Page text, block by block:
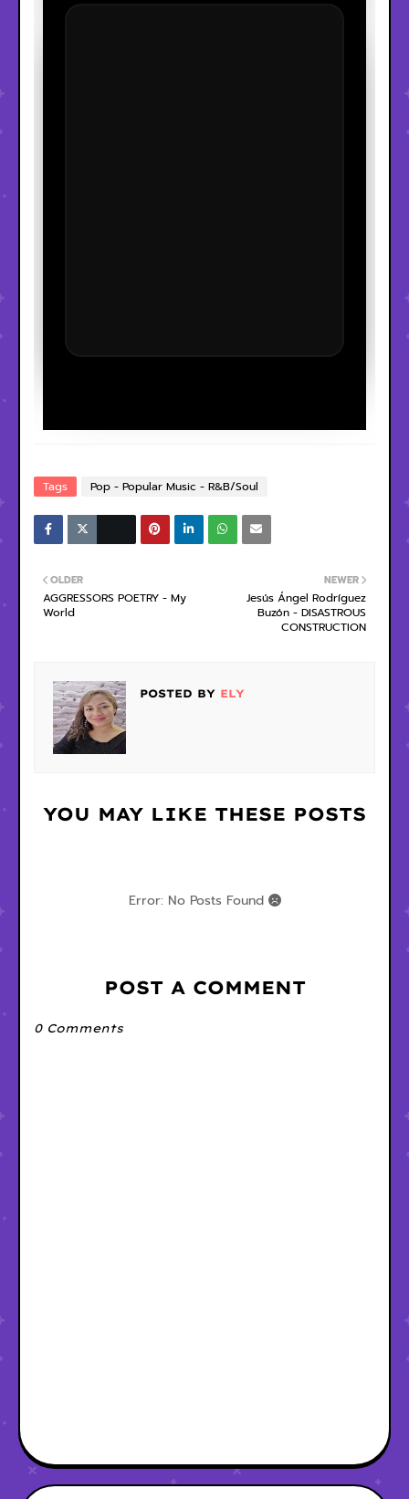
Tags Pop - Popular Music - R&B/Soul
NEWER
Jesús Ángel Rodríguez
Buzón - DISASTROUS
CONSTRUCTION
OLDER
AGGRESSORS POETRY - My
World
POSTED BY ELY
YOU MAY LIKE THESE POSTS
Error: No Posts Found
POST A COMMENT
0 Comments